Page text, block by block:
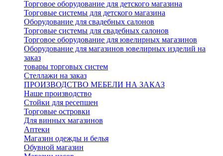
Торговое оборудование для детского магазина
Торговые системы для детского магазина
Оборудование для свадебных салонов
Торговые системы для свадебных салонов
Торговое оборудование для ювелирных магазинов
Оборудование для магазинов ювелирных изделий на
заказ
товары торговых систем
Стеллажи на заказ
ПРОИЗВОДСТВО МЕБЕЛИ НА ЗАКАЗ
Наше производство
Стойки для ресепшен
Торговые островки
Для винных магазинов
Аптеки
Магазин одежды и белья
Обувной магазин